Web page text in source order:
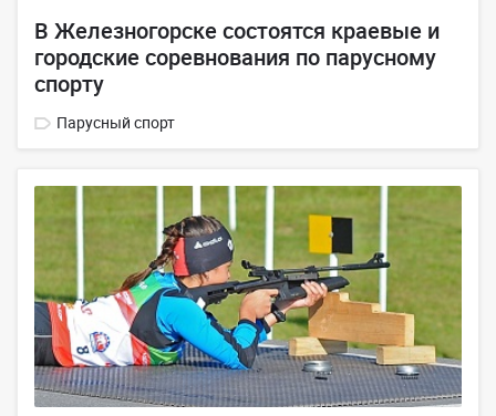
В Железногорске состоятся краевые и
городские соревнования по парусному
спорту
Парусный спорт